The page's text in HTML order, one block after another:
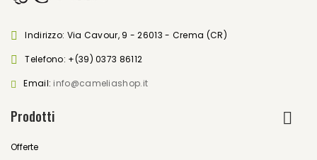
Indirizzo: Via Cavour, 9 - 26013 - Crema (CR)
Telefono: +(39) 0373 86112
Email: info@cameliashop.it
Prodotti
Offerte